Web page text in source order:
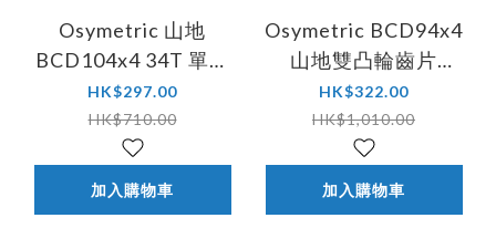
Osymetric 山地
BCD104x4 34T 單片
式齒片 #264055
HK$297.00
HK$710.00
加入購物車
Osymetric BCD94x4
山地雙凸輪齒片
(SRAM X01)
HK$322.00
HK$1,010.00
加入購物車